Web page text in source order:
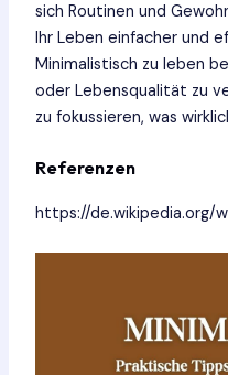
sich Routinen und
Ihr Leben einfacher und
Minimalistisch zu leben
oder Lebensqualität zu
zu fokussieren, was
Referenzen
https://de.wikipedia.org/